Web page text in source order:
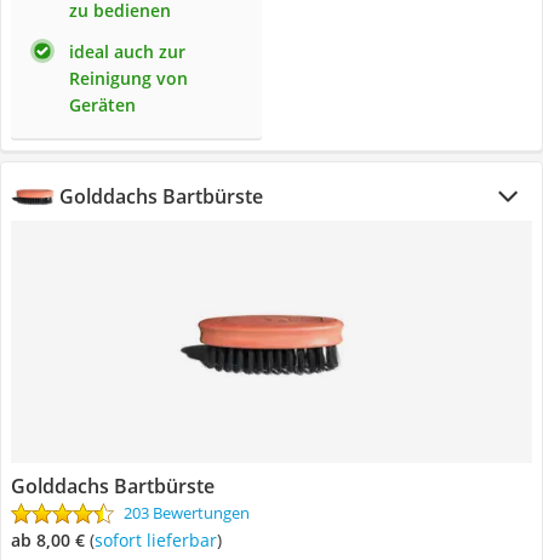
zu bedienen
ideal auch zur
Reinigung von
Geräten
Golddachs Bartbürste
Golddachs Bartbürste
203 Bewertungen
ab 8,00 € ( Sofort lieferbar)